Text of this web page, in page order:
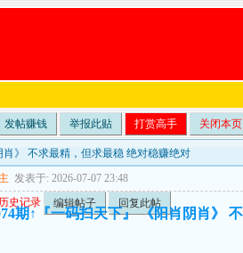
发帖赚钱 举报此贴 打赏高手 关闭本页
》 不求最精，但求最稳 绝对稳赚绝对
发表于: 2026-07-07 23:48
历史记录 编辑帖子 回复此帖
期↑『一码扫天下』 《阳肖阴肖》